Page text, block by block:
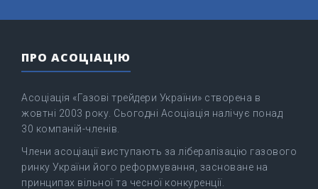
ПРО АСОЦІАЦІЮ
Асоціація «Газові трейдери України» створена в
жовтні 2003 року. Сьогодні Асоціація налічує понад
30 компаній-членів.
Члени асоціації виступають за лібералізацію газового
ринку України його реформування, засноване на
принципах вільної та чесної конкуренції.